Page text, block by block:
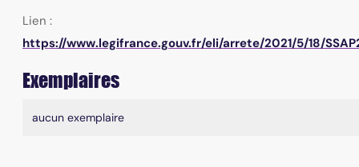
Lien :
https://www.legifrance.gouv.fr/eli/arrete/2021/5/18/
Exemplaires
aucun exemplaire